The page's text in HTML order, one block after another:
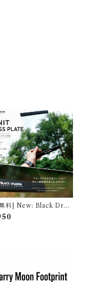
料] New: Black Drag
1ユニット ガラス天板
GLASS PLATE】